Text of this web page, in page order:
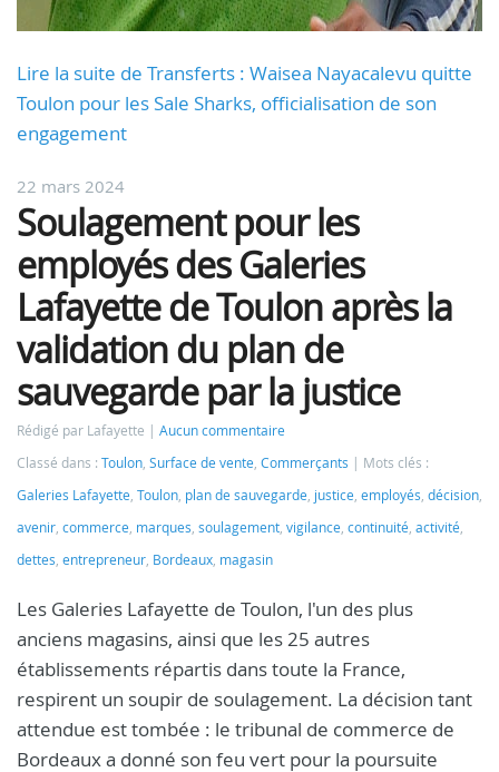
Lire la suite de Transferts : Waisea Nayacalevu quitte
Toulon pour les Sale Sharks, officialisation de son
engagement
22 mars 2024
Soulagement pour les
employés des Galeries
Lafayette de Toulon après la
validation du plan de
sauvegarde par la justice
Rédigé par Lafayette
Aucun commentaire
Classé dans : Toulon, Surface de vente, Commerçants
Mots clés :
Galeries Lafayette, Toulon, plan de sauvegarde, justice, employés, décision,
avenir, commerce, marques, soulagement, vigilance, continuité, activité,
dettes, entrepreneur, Bordeaux, magasin
Les Galeries Lafayette de Toulon, l'un des plus
anciens magasins, ainsi que les 25 autres
établissements répartis dans toute la France,
respirent un soupir de soulagement. La décision tant
attendue est tombée : le tribunal de commerce de
Bordeaux a donné son feu vert pour la poursuite